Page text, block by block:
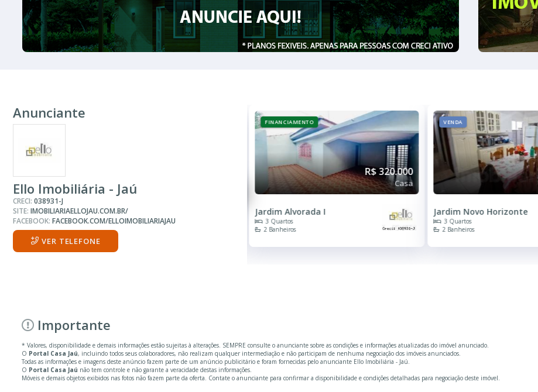
Anunciante
Ello Imobiliária - Jaú
CRECI: 038931-J
SITE: IMOBILIARIAELLOJAU.COM.BR/
FACEBOOK: FACEBOOK.COM/ELLOIMOBILIARIAJAU
VER TELEFONE
Jardim Dr. Luciano
3 Quartos
2 Banheiros
175.00 m²
FINANCIAMENTO
R$ 320.000
Casa
Jardim Alvorada I
3 Quartos
2 Banheiros
VENDA
Jardim Novo Horizonte
3 Quartos
2 Banheiros
Importante
* Valores, disponibilidade e demais informações estão sujeitas à alterações. SEMPRE consulte o anunciante sobre as condições e informações atualizadas do imóvel anunciado.
O Portal Casa Jaú, incluindo todos seus colaboradores, não realizam qualquer intermediação e não participam de nenhuma negociação dos imóveis anunciados.
Todas as informações e imagens deste anúncio fazem parte de um anúncio publicitário e foram fornecidas pelo anunciante Ello Imobiliária - Jaú.
O Portal Casa Jaú não tem controle e não garante a veracidade destas informações.
Móveis e demais objetos exibidos nas fotos não fazem parte da oferta. Contate o anunciante para confirmar a disponibilidade e condições detalhadas para negociação deste imóvel.